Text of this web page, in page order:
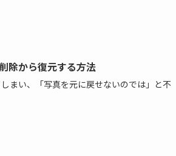
除から復元する方法
まい、「写真を元に戻せないのでは」と不